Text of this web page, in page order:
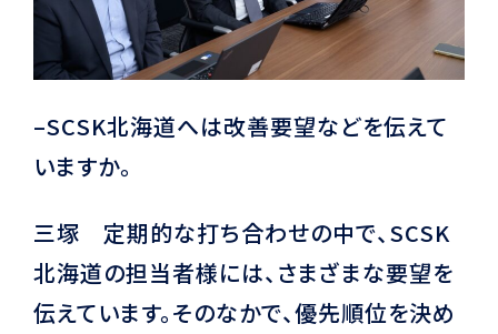
–SCSK北海道へは改善要望などを伝えて
いますか。
三塚 定期的な打ち合わせの中で、SCSK
北海道の担当者様には、さまざまな要望を
伝えています。そのなかで、優先順位を決め